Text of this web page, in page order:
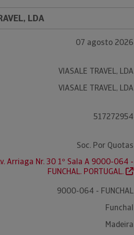
LDA
07 agosto 2026
VIASALE TRAVEL, LDA
VIASALE TRAVEL, LDA
517272954
Soc. Por Quotas
Arriaga Nr. 30 1º Sala A 9000-064 -
FUNCHAL. PORTUGAL.
9000-064 - FUNCHAL
Funchal
Madeira